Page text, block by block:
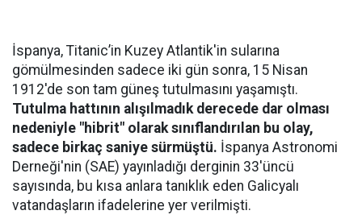
İspanya, Titanic’in Kuzey Atlantik'in sularına
gömülmesinden sadece iki gün sonra, 15 Nisan
1912'de son tam güneş tutulmasını yaşamıştı.
Tutulma hattının alışılmadık derecede dar olması
nedeniyle "hibrit" olarak sınıflandırılan bu olay,
sadece birkaç saniye sürmüştü. İspanya Astronomi
Derneği'nin (SAE) yayınladığı derginin 33'üncü
sayısında, bu kısa anlara tanıklık eden Galicyalı
vatandaşların ifadelerine yer verilmişti.